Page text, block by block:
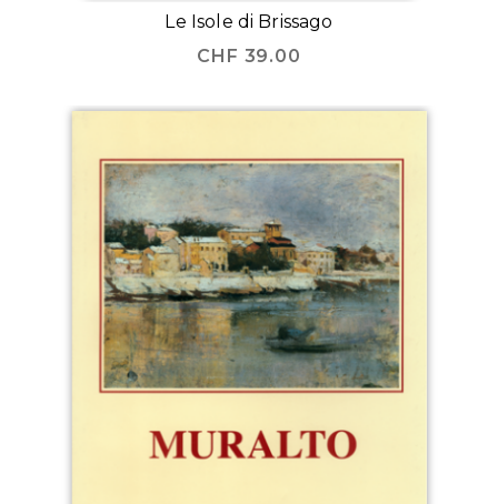
Le Isole di Brissago
CHF 39.00